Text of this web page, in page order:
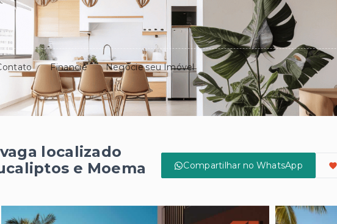
Financie Negocie seu Imóvel
localizado
e Moema
Compartilhar no WhatsApp